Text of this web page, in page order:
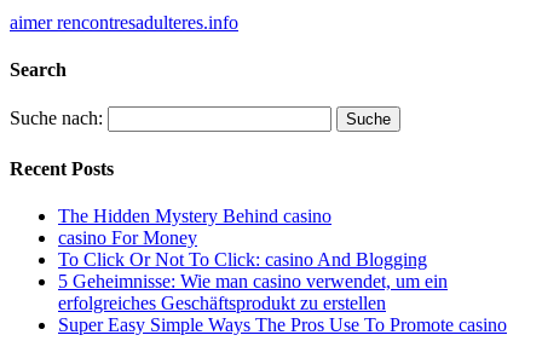
aimer rencontresadulteres.info
Search
Suche nach:
Recent Posts
The Hidden Mystery Behind casino
casino For Money
To Click Or Not To Click: casino And Blogging
5 Geheimnisse: Wie man casino verwendet, um ein
erfolgreiches Geschäftsprodukt zu erstellen
Super Easy Simple Ways The Pros Use To Promote casino